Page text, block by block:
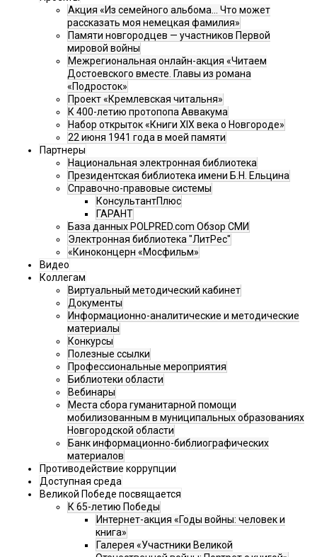
Акция «Из семейного альбома... Что может
рассказать моя немецкая фамилия»
Памяти новгородцев — участников Первой
мировой войны
Межрегиональная онлайн-акция «Читаем
Достоевского вместе. Главы из романа
«Подросток»
Проект «Кремлевская читальня»
К 400-летию протопопа Аввакума
Набор открыток «Книги XIX века о Новгороде»
22 июня 1941 года в моей памяти
Партнеры
Национальная электронная библиотека
Президентская библиотека имени Б.Н. Ельцина
Справочно-правовые системы
КонсультантПлюс
ГАРАНТ
База данных POLPRED.com Обзор СМИ
Электронная библиотека "ЛитРес"
«Киноконцерн «Мосфильм»
Видео
Коллегам
Виртуальный методический кабинет
Документы
Информационно-аналитические и методические
материалы
Конкурсы
Полезные ссылки
Профессиональные мероприятия
Библиотеки области
Вебинары
Места сбора гуманитарной помощи
мобилизованным в муниципальных образованиях
Новгородской области
Банк информационно-библиографических
материалов
Противодействие коррупции
Доступная среда
Великой Победе посвящается
К 65-летию Победы
Интернет-акция «Годы войны: человек и
книга»
Галерея «Участники Великой